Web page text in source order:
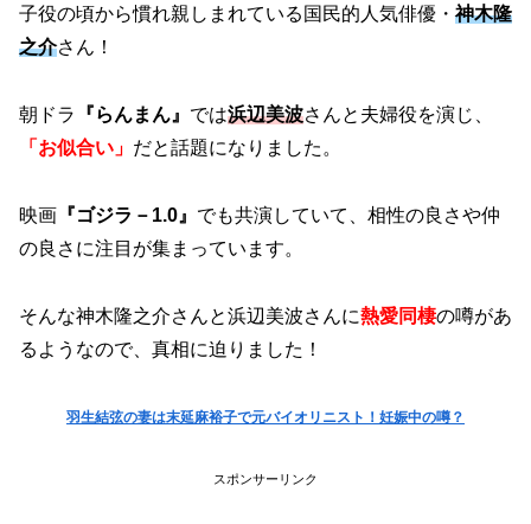
子役の頃から慣れ親しまれている国民的人気俳優・神木隆
之介さん！
朝ドラ 『らんまん』 では浜辺美波さんと夫婦役を演じ、
「お似合い」 だと話題になりました。
映画 『ゴジラ－1.0』 でも共演していて、相性の良さや仲
の良さに注目が集まっています。
そんな神木隆之介さんと浜辺美波さんに熱愛同棲の噂があ
るようなので、真相に迫りました！
羽生結弦の妻は末延麻裕子で元バイオリニスト！妊娠中の噂？
スポンサーリンク